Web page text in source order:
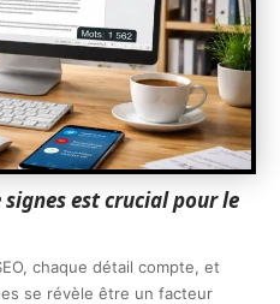
est crucial pour le
chaque détail compte, et
se révèle être un facteur